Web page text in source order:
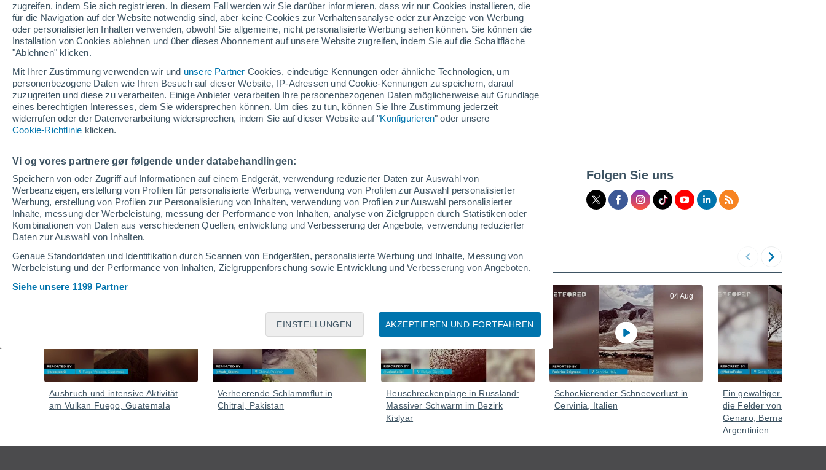
zugreifen, indem Sie sich registrieren. In diesem Fall werden wir Sie darüber informieren, dass wir nur Cookies installieren, die
für die Navigation auf der Website notwendig sind, aber keine Cookies zur Verhaltensanalyse oder zur Anzeige von Werbung
oder personalisierten Inhalten verwenden, obwohl Sie allgemeine, nicht personalisierte Werbung sehen können. Sie können die
Installation von Cookies ablehnen und über dieses Abonnement auf unsere Website zugreifen, indem Sie auf die Schaltfläche
"Ablehnen" klicken.
Mit Ihrer Zustimmung verwenden wir und unsere Partner Cookies, eindeutige Kennungen oder ähnliche Technologien, um
personenbezogene Daten wie Ihren Besuch auf dieser Website, IP-Adressen und Cookie-Kennungen zu speichern, darauf
zuzugreifen und diese zu verarbeiten. Einige Anbieter verarbeiten Ihre personenbezogenen Daten möglicherweise auf Grundlage
eines berechtigten Interesses, dem Sie widersprechen können. Um dies zu tun, können Sie Ihre Zustimmung jederzeit
widerrufen oder der Datenverarbeitung widersprechen, indem Sie auf dieser Website auf "Konfigurieren" oder unsere
Cookie-Richtlinie klicken.
Vi og vores partnere gør følgende under databehandlingen:
Speichern von oder Zugriff auf Informationen auf einem Endgerät, verwendung reduzierter Daten zur Auswahl von
Werbeanzeigen, erstellung von Profilen für personalisierte Werbung, verwendung von Profilen zur Auswahl personalisierter
Werbung, erstellung von Profilen zur Personalisierung von Inhalten, verwendung von Profilen zur Auswahl personalisierter
Inhalte, messung der Werbeleistung, messung der Performance von Inhalten, analyse von Zielgruppen durch Statistiken oder
Kombinationen von Daten aus verschiedenen Quellen, entwicklung und Verbesserung der Angebote, verwendung reduzierter
Daten zur Auswahl von Inhalten.
Genaue Standortdaten und Identifikation durch Scannen von Endgeräten, personalisierte Werbung und Inhalte, Messung von
Werbeleistung und der Performance von Inhalten, Zielgruppenforschung sowie Entwicklung und Verbesserung von Angeboten.
Siehe unsere 1199 Partner
AKZEPTIEREN UND FORTFAHREN
EINSTELLUNGEN
Mitte Mai begrub ein gewaltiger Schneesturm die
russische Stadt Noyabrsk unter sich
Innerhalb weniger Stunden fielen bis zu einem halben Meter Schnee, begleitet von starken Windböen und für
den arktischen Winter typischen Temperaturen.
Folgen Sie uns
Video
Ausbruch und intensive Aktivität
am Vulkan Fuego, Guatemala
Verheerende Schlammflut in
Chitral, Pakistan
Heuschreckenplage in Russland:
Massiver Schwarm im Bezirk
Kislyar
04 Aug
Schockierender Schneeverlust in
Cervinia, Italien
Ein gewaltiger Tornado
die Felder von Santa Fe
Genaro, Bernardo de
Argentinien